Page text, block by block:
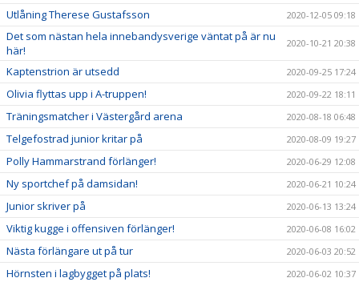
Utlåning Therese Gustafsson 2020-12-05 09:18
Det som nästan hela innebandysverige väntat på är nu
här!
2020-10-21 20:38
Kaptenstrion är utsedd 2020-09-25 17:24
Olivia flyttas upp i A-truppen! 2020-09-22 18:11
Träningsmatcher i Västergård arena 2020-08-18 06:48
Telgefostrad junior kritar på 2020-08-09 19:27
Polly Hammarstrand förlänger! 2020-06-29 12:08
Ny sportchef på damsidan! 2020-06-21 10:24
Junior skriver på 2020-06-13 13:24
Viktig kugge i offensiven förlänger! 2020-06-08 16:02
Nästa förlängare ut på tur 2020-06-03 20:52
Hörnsten i lagbygget på plats! 2020-06-02 10:37